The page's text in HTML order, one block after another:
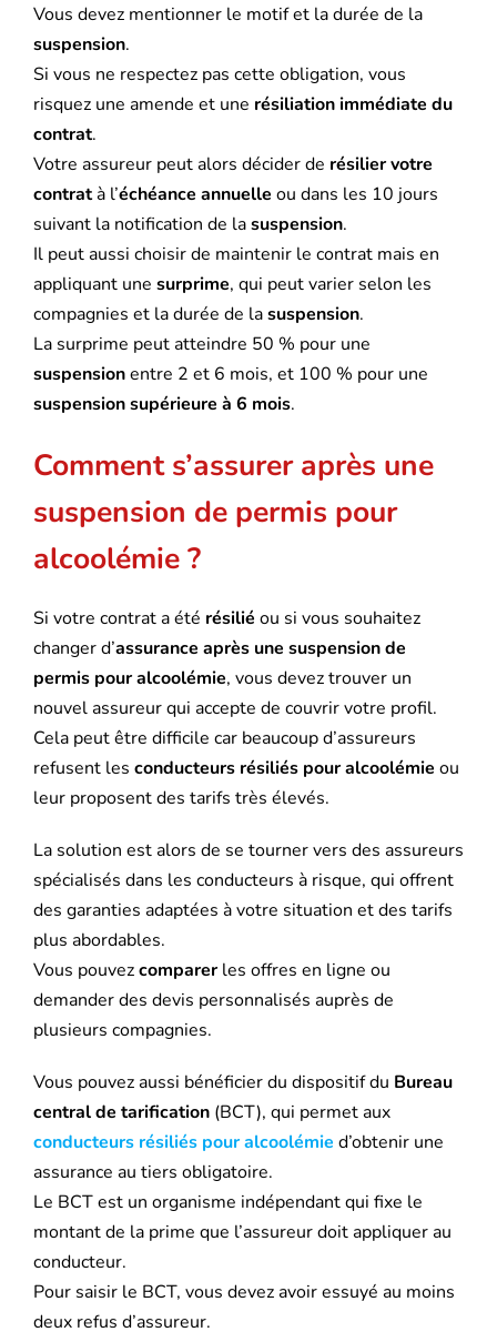
Vous devez mentionner le motif et la durée de la
suspension.
Si vous ne respectez pas cette obligation, vous
risquez une amende et une résiliation immédiate du
contrat.
Votre assureur peut alors décider de résilier votre
contratà l’échéance annuelle ou dans les 10 jours
suivant la notification de lasuspension.
Il peut aussi choisir de maintenir le contrat mais en
appliquant une surprime, qui peut varier selon les
compagnies et la durée de lasuspension.
La surprime peut atteindre 50 % pour une
suspensionentre 2 et 6 mois, et 100 % pour une
suspension supérieure à 6 mois.
Comment s’assurer après une
suspension de permis pour
alcoolémie ?
Si votre contrat a été résilié ou si vous souhaitez
changer d’assurance après une suspension de
permis pour alcoolémie, vous devez trouver un
nouvel assureur qui accepte de couvrir votre profil.
Cela peut être difficile car beaucoup d’assureurs
refusent les conducteurs résiliés pour alcoolémie ou
leur proposent des tarifs très élevés.
La solution est alors de se tourner vers des assureurs
spécialisés dans les conducteurs à risque, qui offrent
des garanties adaptées à votre situation et des tarifs
plus abordables.
Vous pouvezcomparerles offres en ligne ou
demander des devis personnalisés auprès de
plusieurs compagnies.
Vous pouvez aussi bénéficier du dispositif du Bureau
central de tarification(BCT), qui permet aux
conducteurs résiliés pour alcoolémie d’obtenir une
assurance au tiers obligatoire.
Le BCT est un organisme indépendant qui fixe le
montant de la prime que l’assureur doit appliquer au
conducteur.
Pour saisir le BCT, vous devez avoir essuyé au moins
deux refus d’assureur.